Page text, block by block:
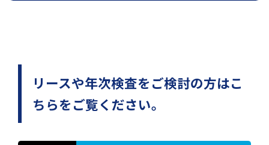
リースや年次検査をご検討の方はこ
ちらをご覧ください。